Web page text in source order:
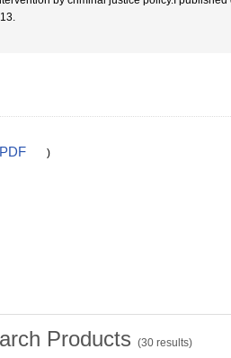
PDF )
Products (30 results)